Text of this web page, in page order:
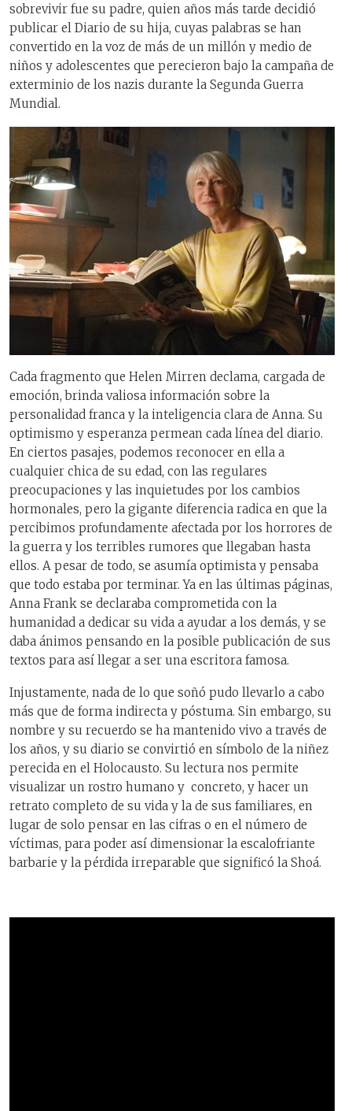
sobrevivir fue su padre, quien años más tarde decidió
publicar el Diario de su hija, cuyas palabras se han
convertido en la voz de más de un millón y medio de
niños y adolescentes que perecieron bajo la campaña de
exterminio de los nazis durante la Segunda Guerra
Mundial.
Cada fragmento que Helen Mirren declama, cargada de
emoción, brinda valiosa información sobre la
personalidad franca y la inteligencia clara de Anna. Su
optimismo y esperanza permean cada línea del diario.
En ciertos pasajes, podemos reconocer en ella a
cualquier chica de su edad, con las regulares
preocupaciones y las inquietudes por los cambios
hormonales, pero la gigante diferencia radica en que la
percibimos profundamente afectada por los horrores de
la guerra y los terribles rumores que llegaban hasta
ellos. A pesar de todo, se asumía optimista y pensaba
que todo estaba por terminar. Ya en las últimas páginas,
Anna Frank se declaraba comprometida con la
humanidad a dedicar su vida a ayudar a los demás, y se
daba ánimos pensando en la posible publicación de sus
textos para así llegar a ser una escritora famosa.
Injustamente, nada de lo que soñó pudo llevarlo a cabo
más que de forma indirecta y póstuma. Sin embargo, su
nombre y su recuerdo se ha mantenido vivo a través de
los años, y su diario se convirtió en símbolo de la niñez
perecida en el Holocausto. Su lectura nos permite
visualizar un rostro humano y concreto, y hacer un
retrato completo de su vida y la de sus familiares, en
lugar de solo pensar en las cifras o en el número de
víctimas, para poder así dimensionar la escalofriante
barbarie y la pérdida irreparable que significó la Shoá.